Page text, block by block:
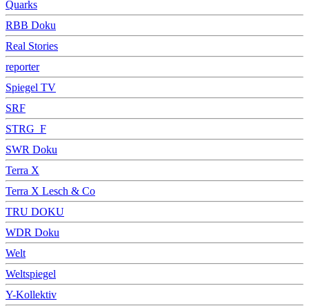
Quarks
RBB Doku
Real Stories
reporter
Spiegel TV
SRF
STRG_F
SWR Doku
Terra X
Terra X Lesch & Co
TRU DOKU
WDR Doku
Welt
Weltspiegel
Y-Kollektiv